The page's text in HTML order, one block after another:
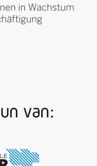
passend bij
combineert de
gloednieuwe